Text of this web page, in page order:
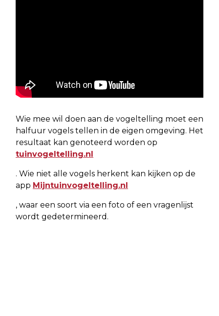
Wie mee wil doen aan de vogeltelling moet een
halfuur vogels tellen in de eigen omgeving. Het
resultaat kan genoteerd worden op
tuinvogeltelling.nl
. Wie niet alle vogels herkent kan kijken op de
app Mijntuinvogeltelling.nl
, waar een soort via een foto of een vragenlijst
wordt gedetermineerd.